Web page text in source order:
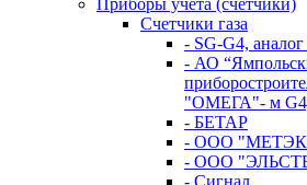
Приборы учёта (счётчики)
Счетчики газа
- SG-G4,
- АО
"ОМЕГА"- м
- БЕТАР
- ООО
- ООО
- Сигнал